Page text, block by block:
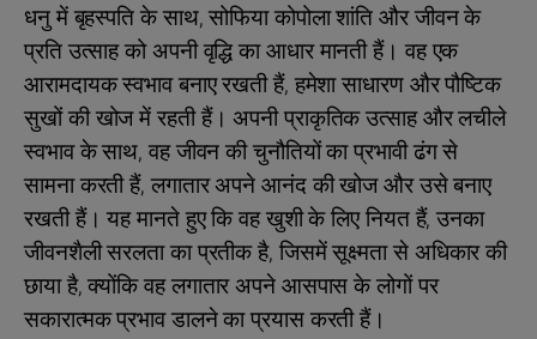
धनु में बृहस्पति के साथ, सोफिया कोपोला शांति और जीवन के
प्रति उत्साह को अपनी वृद्धि का आधार मानती हैं। वह एक
आरामदायक स्वभाव बनाए रखती हैं, हमेशा साधारण और पौष्टिक
सुखों की खोज में रहती हैं। अपनी प्राकृतिक उत्साह और लचीले
स्वभाव के साथ, वह जीवन की चुनौतियों का प्रभावी ढंग से
सामना करती हैं, लगातार अपने आनंद की खोज और उसे बनाए
रखती हैं। यह मानते हुए कि वह खुशी के लिए नियत हैं, उनका
जीवनशैली सरलता का प्रतीक है, जिसमें सूक्ष्मता से अधिकार की
छाया है, क्योंकि वह लगातार अपने आसपास के लोगों पर
सकारात्मक प्रभाव डालने का प्रयास करती हैं।